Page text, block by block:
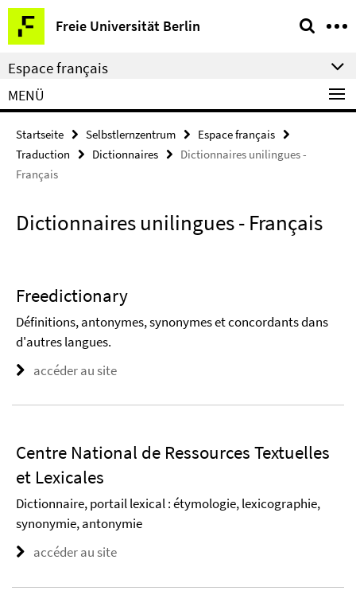
Springe
direkt
zu
Inhalt
Freie Universität Berlin
Service-
Navigation
Espace français
MENÜ
Startseite Selbstlernzentrum
Espace français
Traduction
Dictionnaires
Dictionnaires unilingues -
Français
Dictionnaires unilingues - Français
Freedictionary
Définitions, antonymes, synonymes et concordants dans
d'autres langues.
accéder au site
Centre National de Ressources Textuelles
et Lexicales
Dictionnaire, portail lexical : étymologie, lexicographie,
synonymie, antonymie
accéder au site